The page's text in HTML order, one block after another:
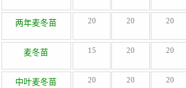
两年麦冬苗 20 20 20
麦冬苗 15 20 20
中叶麦冬苗 20 20 20